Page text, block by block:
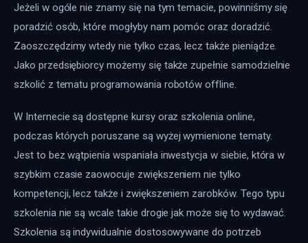
Jeżeli w ogóle nie znamy się na tym temacie, powinniśmy się
poradzić osób, które mogłyby nam pomóc oraz doradzić.
Zaoszczędzimy wtedy nie tylko czas, lecz także pieniądze.
Jako przedsiębiorcy możemy się także zupełnie samodzielnie
szkolić z tematu programowania robotów offline.
W Internecie są dostępne kursy oraz szkolenia online,
podczas których poruszane są wyżej wymienione tematy.
Jest to bez wątpienia wspaniała inwestycja w siebie, która w
szybkim czasie zaowocuje zwiększeniem nie tylko
kompetencji, lecz także i zwiększeniem zarobków. Tego typu
szkolenia nie są wcale takie drogie jak może się to wydawać.
Szkolenia są indywidualnie dostosowywane do potrzeb